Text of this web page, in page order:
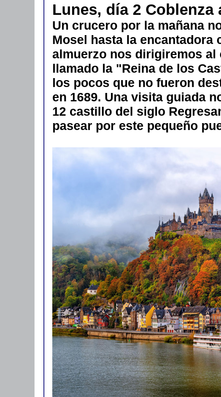
Lunes, día 2 Coblenza
Un crucero por la mañana
Mosel hasta la encantadora
almuerzo nos dirigiremos
llamado la "Reina de los
los pocos que no fueron
en 1689. Una visita guiada
12 castillo del siglo
pasear por este pequeño